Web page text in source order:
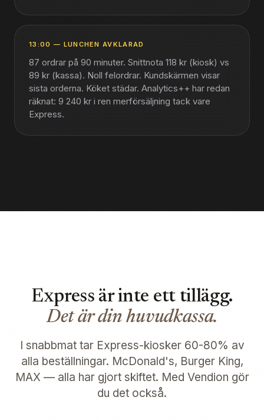
13:00 — LUNCHEN AVKLARAD
87 ordrar på 90 minuter. Snittnota 118 kr (kiosk) vs
89 kr (kassa). Noll felordrar. Kundskärmen visar
sista orderna. Köket städar. Analytics++ har redan
räknat: 9 240 kr i ren merförsäljning tack vare
Express.
Express är inte ett tillägg.
Det är din huvudkassa.
I snabbmat tar Express-kiosker 60-80% av
alla beställningar. McDonald's, Burger King,
MAX — alla har gjort skiftet. Med Vendion gör
du det också.